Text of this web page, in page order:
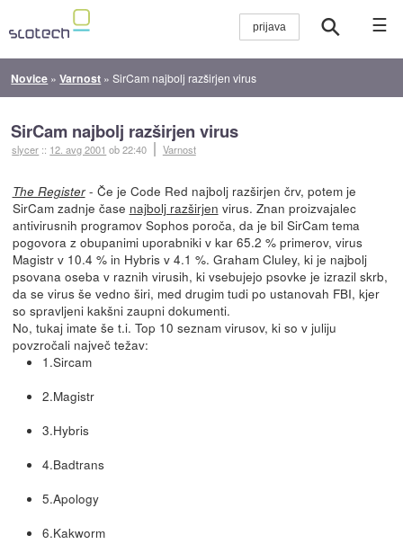
☰
Novice »Varnost »SirCam najbolj razširjen virus
SirCam najbolj razširjen virus
slycer :: 12. avg 2001 ob 22:40 Varnost
The Register- Če je Code Red najbolj razširjen črv, potem je
SirCam zadnje čase najbolj razširjen virus. Znan proizvajalec
antivirusnih programov Sophos poroča, da je bil SirCam tema
pogovora z obupanimi uporabniki v kar 65.2 % primerov, virus
Magistr v 10.4 % in Hybris v 4.1 %. Graham Cluley, ki je najbolj
psovana oseba v raznih virusih, ki vsebujejo psovke je izrazil skrb,
da se virus še vedno širi, med drugim tudi po ustanovah FBI, kjer
so spravljeni kakšni zaupni dokumenti.
No, tukaj imate še t.i. Top 10 seznam virusov, ki so v juliju
povzročali največ težav:
1.Sircam
2.Magistr
3.Hybris
4.Badtrans
5.Apology
6.Kakworm